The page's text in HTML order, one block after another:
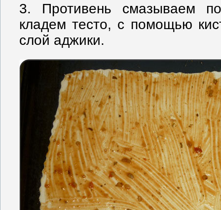
3. Противень смазываем
кладем тесто, с помощью
слой аджики.